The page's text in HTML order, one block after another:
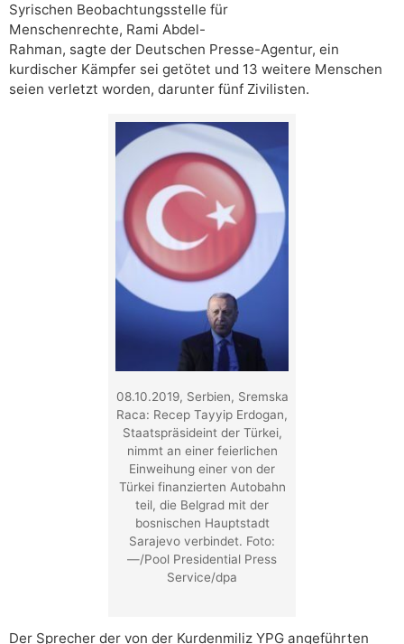
Syrischen Beobachtungsstelle für
Menschenrechte, Rami Abdel-
Rahman, sagte der Deutschen Presse-Agentur, ein
kurdischer Kämpfer sei getötet und 13 weitere Menschen
seien verletzt worden, darunter fünf Zivilisten.
08.10.2019, Serbien, Sremska
Raca: Recep Tayyip Erdogan,
Staatspräsideint der Türkei,
nimmt an einer feierlichen
Einweihung einer von der
Türkei finanzierten Autobahn
teil, die Belgrad mit der
bosnischen Hauptstadt
Sarajevo verbindet. Foto:
—/Pool Presidential Press
Service/dpa
Der Sprecher der von der Kurdenmiliz YPG angeführten